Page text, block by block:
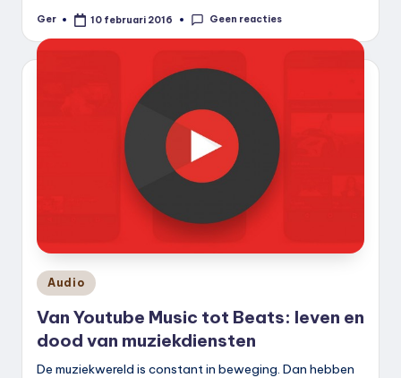
Geplaatst
Ger 10 februari 2016 Geen reacties
Geplaatst
Audio
Van Youtube Music tot Beats: leven en
dood van muziekdiensten
De muziekwereld is constant in beweging. Dan hebben